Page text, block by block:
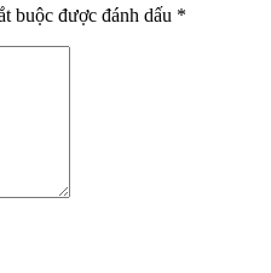
buộc được đánh dấu *